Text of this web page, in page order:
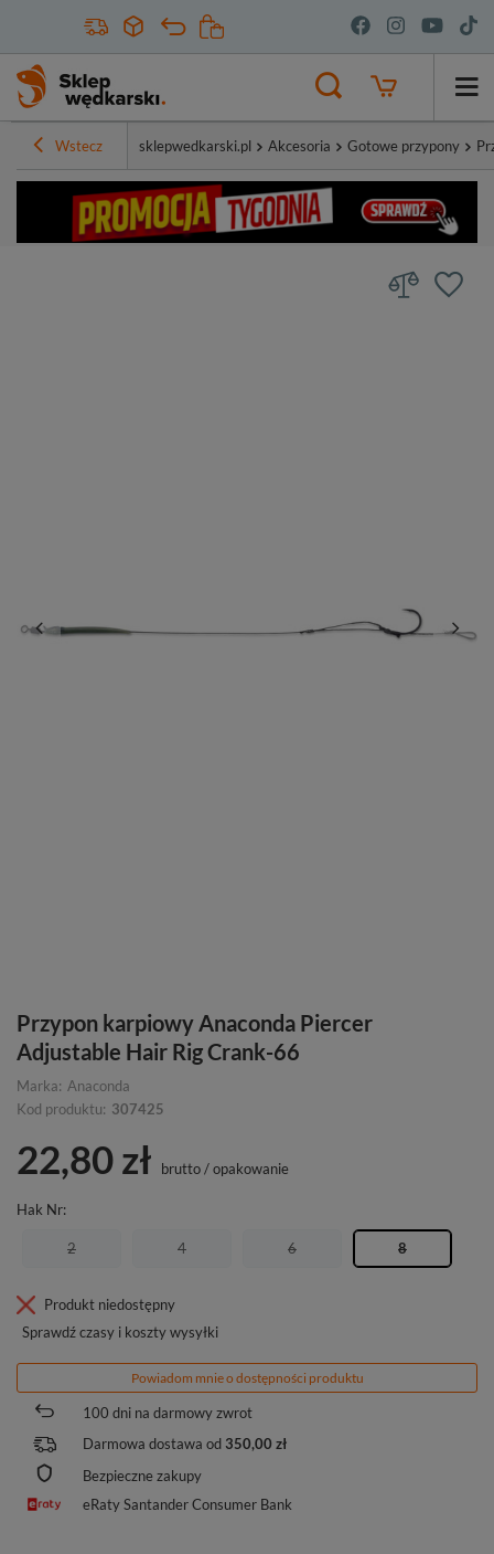
Wstecz sklepwedkarski.pl Akcesoria Gotowe przypony
Przypon karpiowy Anaconda Piercer
Adjustable Hair Rig Crank-66
Marka: Anaconda
Kod produktu: 307425
22,80 zł brutto/opakowanie
Hak Nr
2 4 6 8
Produkt niedostępny
Sprawdź czasy i koszty wysyłki
Powiadom mnie o dostępności produktu
100 dni na darmowy zwrot
Darmowa dostawa od 350,00 zł
Bezpieczne zakupy
eRaty Santander Consumer Bank